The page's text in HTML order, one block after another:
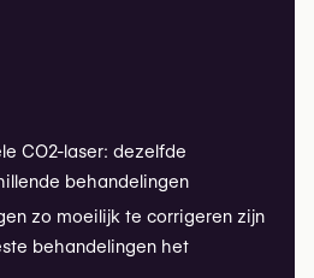
CO2-laser: dezelfde
behandelingen
zo moeilijk te corrigeren zijn
behandelingen het